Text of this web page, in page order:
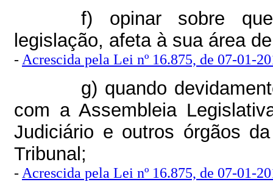
f) opinar sobre
legislação, afeta à sua área
- Acrescida pela Lei nº 16.875, de 07-01-
g) quando
com a Assembleia
Judiciário e outros órgãos
Tribunal;
- Acrescida pela Lei nº 16.875, de 07-01-